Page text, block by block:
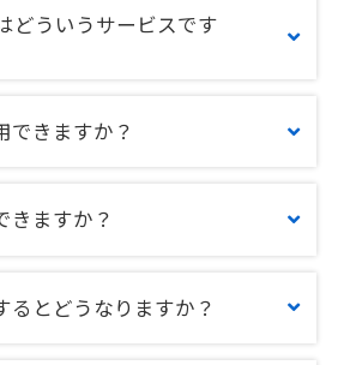
どういうサービスです
できますか？
きますか？
るとどうなりますか？